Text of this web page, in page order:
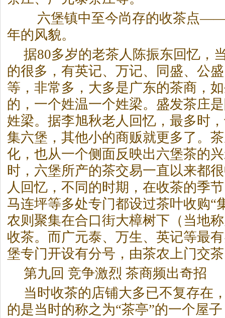
六堡镇中至今尚存的收茶点
年的风貌。
据80多岁的老茶人陈振东回忆，
的很多，有英记、万记、同盛、公
等，非常多，大多是广东的茶商，
的，一个姓温一个姓梁。盛发茶庄
姓梁。据李旭秋老人回忆，最多时
集六堡，其他小的商贩就更多了。
化，也从一个侧面反映出六堡茶
时，六堡所产的茶交易一直以来都
人回忆，不同的时期，在收茶的季
马连坪等多处专门都设过茶叶收购“
农则聚集在合口街大樟树下（当地
收茶。而广元泰、万生、英记等最
堡专门开设有分号，由茶农上门交
第九回 竞争激烈 茶商频出奇
当时收茶的店铺大多已不复存在
的是当时的称之为“茶亭”的一个屋